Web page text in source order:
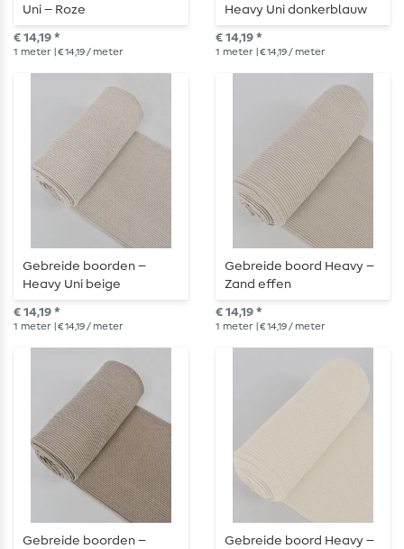
Uni – Roze
€ 14,19 *
1 meter | € 14,19 / meter
Heavy Uni donkerblauw
€ 14,19 *
1 meter | € 14,19 / meter
Gebreide boorden –
Heavy Uni beige
gemêleerd
€ 14,19 *
1 meter | € 14,19 / meter
Gebreide boord Heavy –
Zand effen
€ 14,19 *
1 meter | € 14,19 / meter
Gebreide boorden –
Gebreide boord Heavy –